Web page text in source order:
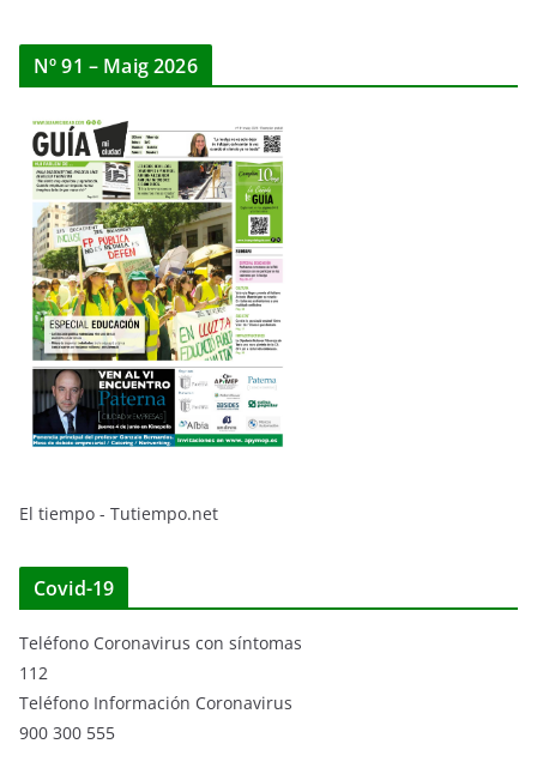
Nº 91 – Maig 2026
El tiempo - Tutiempo.net
Covid-19
Teléfono Coronavirus con síntomas
112
Teléfono Información Coronavirus
900 300 555